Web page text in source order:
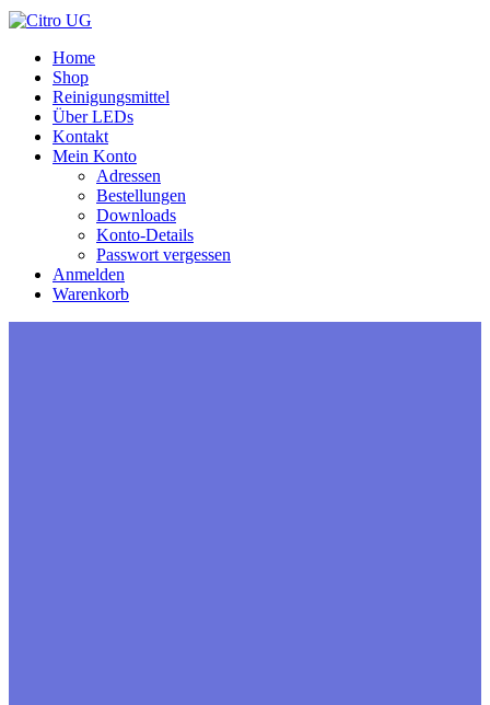
Home
Shop
Reinigungsmittel
Über LEDs
Kontakt
Mein Konto
Adressen
Bestellungen
Downloads
Konto-Details
Passwort vergessen
Anmelden
Warenkorb